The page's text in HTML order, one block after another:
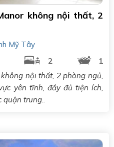
không nội thất, 2
Mỹ Tây
2
1
nội thất, 2 phòng ngủ,
yên tĩnh, đầy đủ tiện ích,
quận trung..